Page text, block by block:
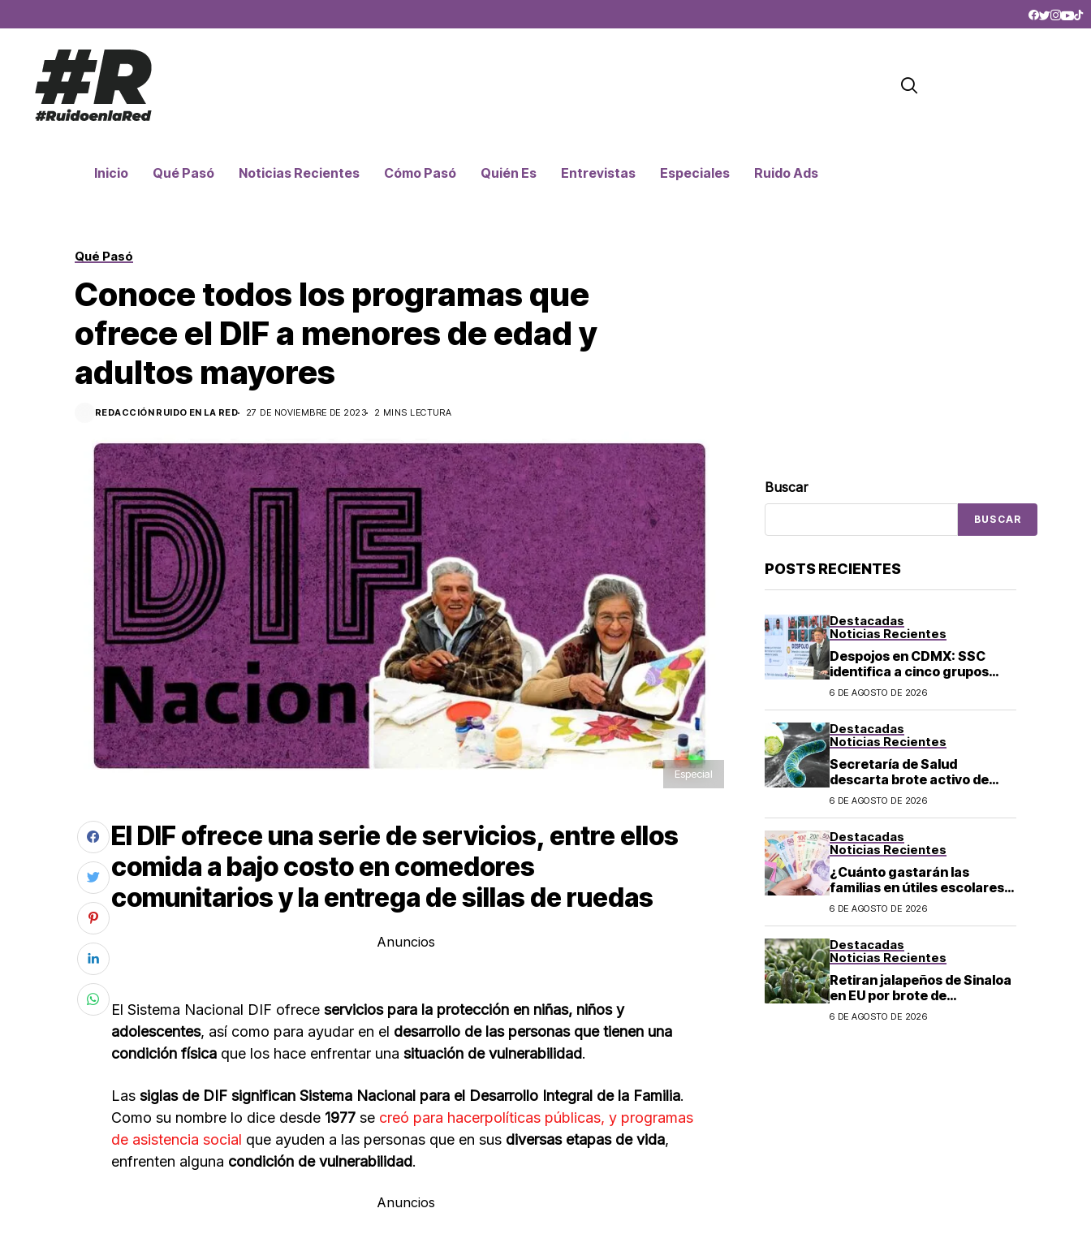
Inicio Qué Pasó Noticias Recientes Cómo Pasó Quién Es Entrevistas Especiales Ruido Ads
Qué Pasó
Conoce todos los programas que
ofrece el DIF a menores de edad y
adultos mayores
REDACCIÓN RUIDO EN LA RED 27 DE NOVIEMBRE DE 2023 2 MINS LECTURA
Especial
El DIF ofrece una serie de servicios, entre ellos
comida a bajo costo en comedores
comunitarios y la entrega de sillas de ruedas
Anuncios
El Sistema Nacional DIF ofrece servicios para la protección en niñas, niños y
adolescentes, así como para ayudar en el desarrollo de las personas que tienen una
condición física que los hace enfrentar una situación de vulnerabilidad.
Las siglas de DIF significan Sistema Nacional para el Desarrollo Integral de la Familia.
Como su nombre lo dice desde 1977 se creó para hacerpolíticas públicas, y programas
de asistencia social que ayuden a las personas que en sus diversas etapas de vida,
enfrenten alguna condición de vulnerabilidad.
Anuncios
Buscar
BUSCAR
POSTS RECIENTES
Destacadas
Noticias Recientes
Despojos en CDMX: SSC
identifica a cinco grupos
criminales vinculados a este
6 DE AGOSTO DE 2026
Destacadas
Noticias Recientes
Secretaría de Salud
descarta brote activo de
ciclosporiasis en México y
6 DE AGOSTO DE 2026
Destacadas
Noticias Recientes
¿Cuánto gastarán las
familias en útiles escolares?
Costo aumenta a 6 mil pesos
6 DE AGOSTO DE 2026
Destacadas
Noticias Recientes
Retiran jalapeños de Sinaloa
en EU por brote de
Salmonella; CDC reportan
6 DE AGOSTO DE 2026